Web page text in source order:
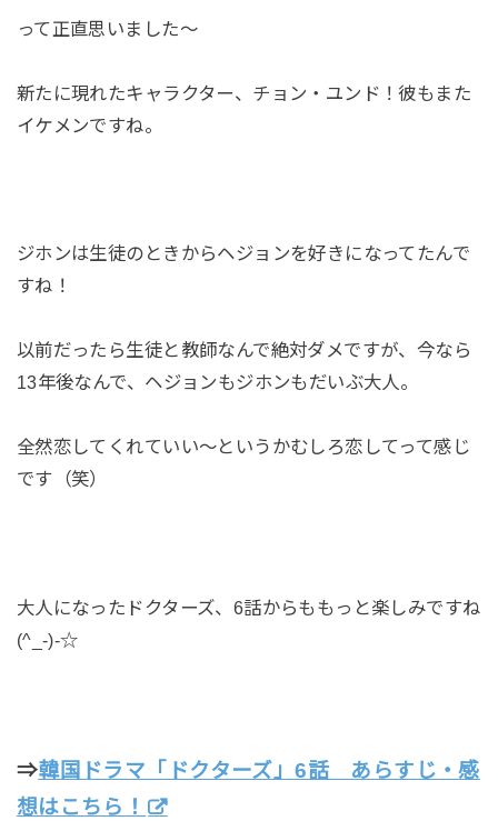
って正直思いました～
新たに現れたキャラクター、チョン・ユンド！彼もまた
イケメンですね。
ジホンは生徒のときからヘジョンを好きになってたんで
すね！
以前だったら生徒と教師なんで絶対ダメですが、今なら
13年後なんで、ヘジョンもジホンもだいぶ大人。
全然恋してくれていい～というかむしろ恋してって感じ
です（笑）
大人になったドクターズ、6話からももっと楽しみですね
(^_-)-☆
⇒韓国ドラマ「ドクターズ」6話 あらすじ・感
想はこちら！